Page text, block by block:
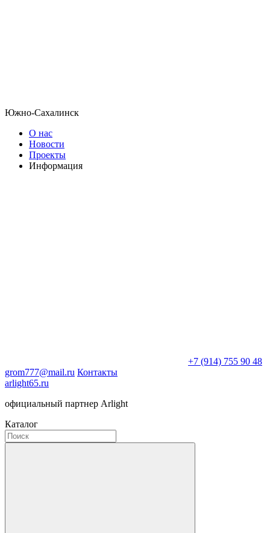
Южно-Сахалинск
О нас
Новости
Проекты
Информация
+7 (914) 755 90 48
grom777@mail.ru Контакты
arlight65.ru
официальный партнер Arlight
Каталог